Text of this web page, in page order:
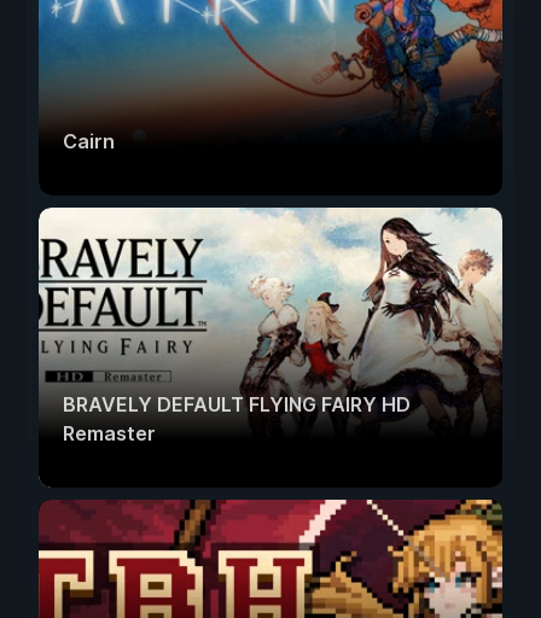
Cairn
BRAVELY DEFAULT FLYING FAIRY HD
Remaster